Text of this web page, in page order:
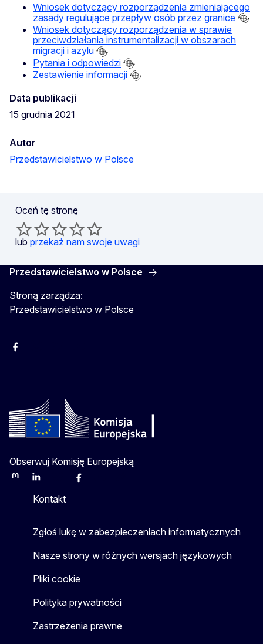
Wniosek dotyczący rozporządzenia zmieniającego
zasady regulujące przepływ osób przez granice
Wniosek dotyczący rozporządzenia w sprawie
przeciwdziałania instrumentalizacji w obszarach
migracji i azylu
Pytania i odpowiedzi
Zestawienie informacji
Data publikacji
15 grudnia 2021
Autor
Przedstawicielstwo w Polsce
Oceń tę stronę
lub przekaż nam swoje uwagi
Przedstawicielstwo w Polsce
Stroną zarządza:
Przedstawicielstwo w Polsce
Facebook
Obserwuj Komisję Europejską
MastodonLinkedInBlueskyFacebook
Kontakt
Zgłoś lukę w zabezpieczeniach informatycznych
Nasze strony w różnych wersjach językowych
Pliki cookie
Polityka prywatności
Zastrzeżenia prawne